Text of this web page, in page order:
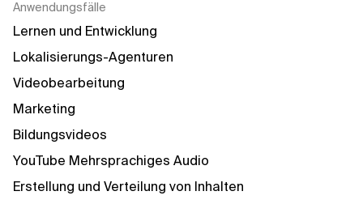
Anwendungsfälle
Lernen und Entwicklung
Lokalisierungs-Agenturen
Videobearbeitung
Marketing
Bildungsvideos
YouTube Mehrsprachiges Audio
Erstellung und Verteilung von Inhalten